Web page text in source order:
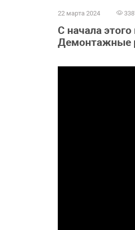
22 марта 2024
С начала
Демонтажные